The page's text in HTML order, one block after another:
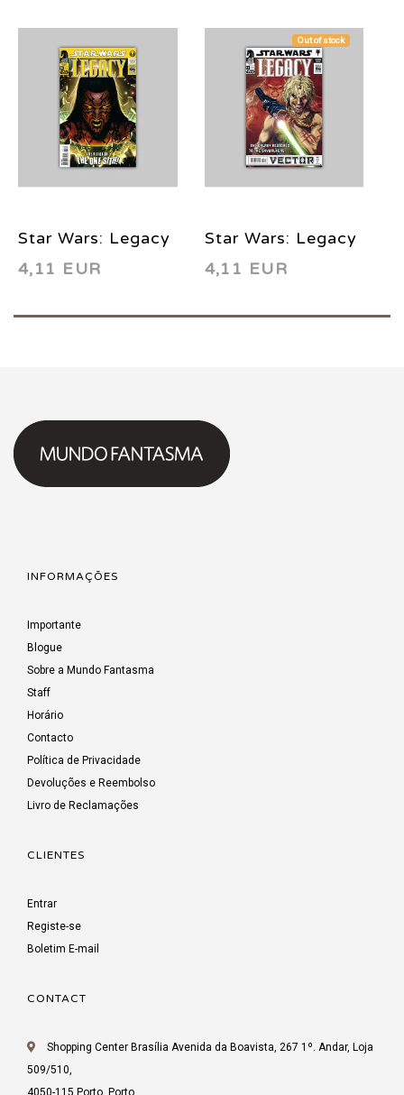
Star Wars: Legacy
34 2009
4,11 EUR
Out of stock
Star Wars: Legacy
31 2008
4,11 EUR
INFORMAÇÕES
Importante
Blogue
Sobre a Mundo Fantasma
Staff
Horário
Contacto
Política de Privacidade
Devoluções e Reembolso
Livro de Reclamações
CLIENTES
Entrar
Registe-se
Boletim E-mail
CONTACT
Shopping Center Brasília Avenida da Boavista, 267 1º. Andar, Loja
509/510,
4050-115 Porto, Porto